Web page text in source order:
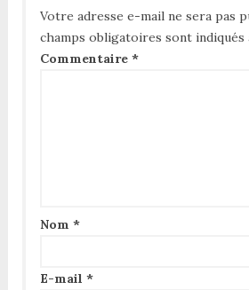
Votre adresse e-mail ne sera pas
champs obligatoires sont indiqués
Commentaire *
Nom *
E-mail *